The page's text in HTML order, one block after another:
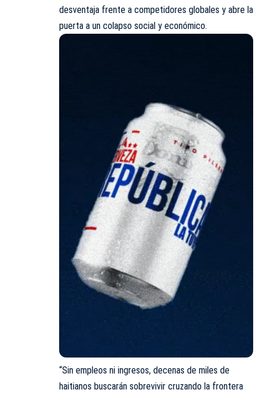
desventaja frente a competidores globales y abre la
puerta a un colapso social y económico.
“Sin empleos ni ingresos, decenas de miles de
haitianos buscarán sobrevivir cruzando la frontera